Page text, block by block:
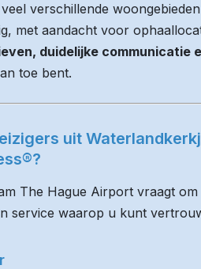
verschillende
met aandacht voor
duidelijke communicatie
toe bent.
uit
The Hague Airport vraagt
service waarop u kunt